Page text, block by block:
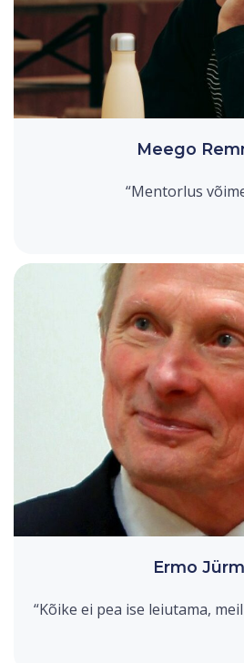
Meego
“Mentorlus
Ermo
“Kõike ei pea ise leiutama,